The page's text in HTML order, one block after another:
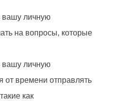
вашу личную
на вопросы, которые
вашу личную
времени отправлять
как